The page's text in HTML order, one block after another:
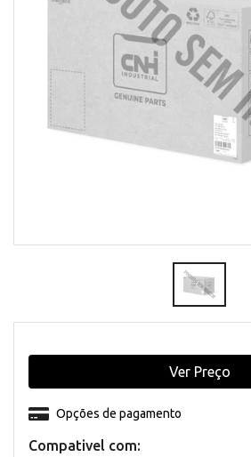
Compativel com:
Opções de pagamento
Ver Preço